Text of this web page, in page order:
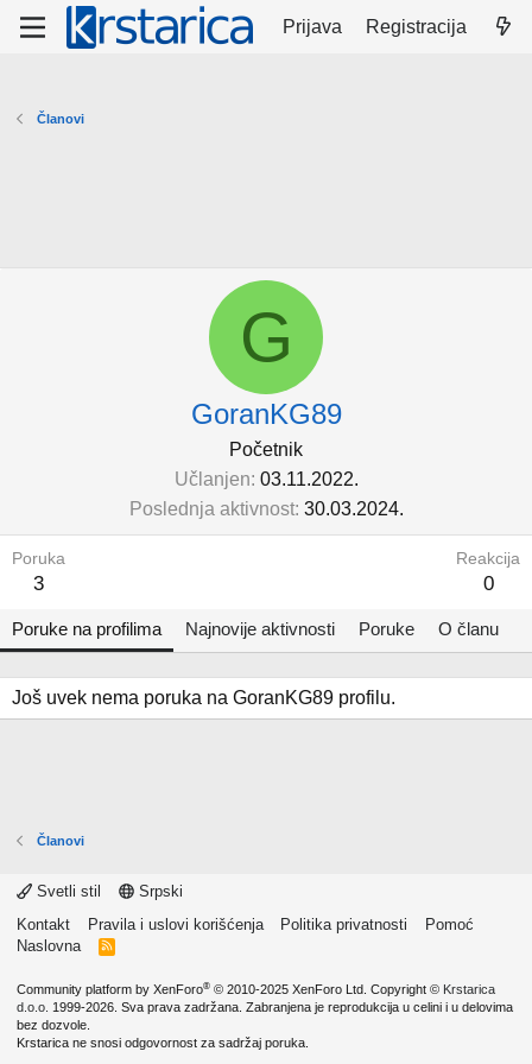
Prijava Registracija
Članovi
G
GoranKG89
Početnik
Učlanjen 03.11.2022.
Poslednja aktivnost 30.03.2024.
Poruka
3
Reakcija
0
Poruke na profilima Najnovije aktivnosti Poruke O članu
Još uvek nema poruka na GoranKG89 profilu.
Članovi
Svetli stil
Srpski
Kontakt
Pravila i uslovi korišćenja Politika privatnosti
Pomoć
Naslovna
R
Community platform by XenForo® © 2010-2025 XenForo Ltd. Copyright © Krstarica
d.o.o. 1999-2026. Sva prava zadržana. Zabranjena je reprodukcija u celini i u delovima
bez dozvole.
Krstarica ne snosi odgovornost za sadržaj poruka.